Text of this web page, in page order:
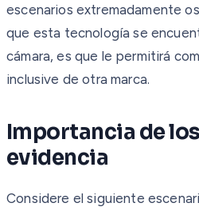
escenarios extremadamente
que esta tecnología se
cámara, es que le permitirá
inclusive de otra marca.
Importancia de
evidencia
Considere el siguiente